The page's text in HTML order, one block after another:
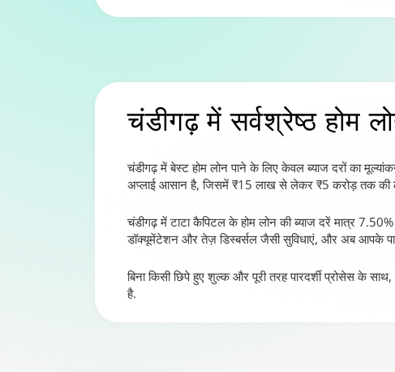
चंडीगढ़ में सर्वश्रेष्ठ होम
चंडीगढ़ में बेस्ट होम लोन पाने के लिए केवल ब्याज दरों का
अप्लाई आसान है, जिसमें ₹15 लाख से लेकर ₹5 करोड़ तक की
चंडीगढ़ में टाटा कैपिटल के होम लोन की ब्याज दरें मात्र
डॉक्यूमेंटेशन और तेज़ डिस्बर्सल जैसी सुविधाएं, और अब आपके
बिना किसी छिपे हुए शुल्क और पूरी तरह पारदर्शी प्रोसेस के
है.